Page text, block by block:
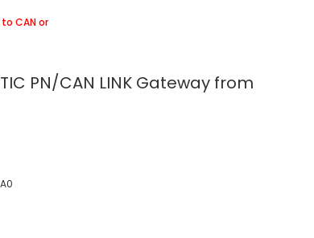
CAN or
PN/CAN LINK Gateway from